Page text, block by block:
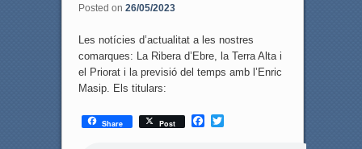
Posted on 26/05/2023
Les notícies d’actualitat a les nostres
comarques: La Ribera d’Ebre, la Terra Alta i
el Priorat i la previsió del temps amb l’Enric
Masip. Els titulars:
Share Post
F
T